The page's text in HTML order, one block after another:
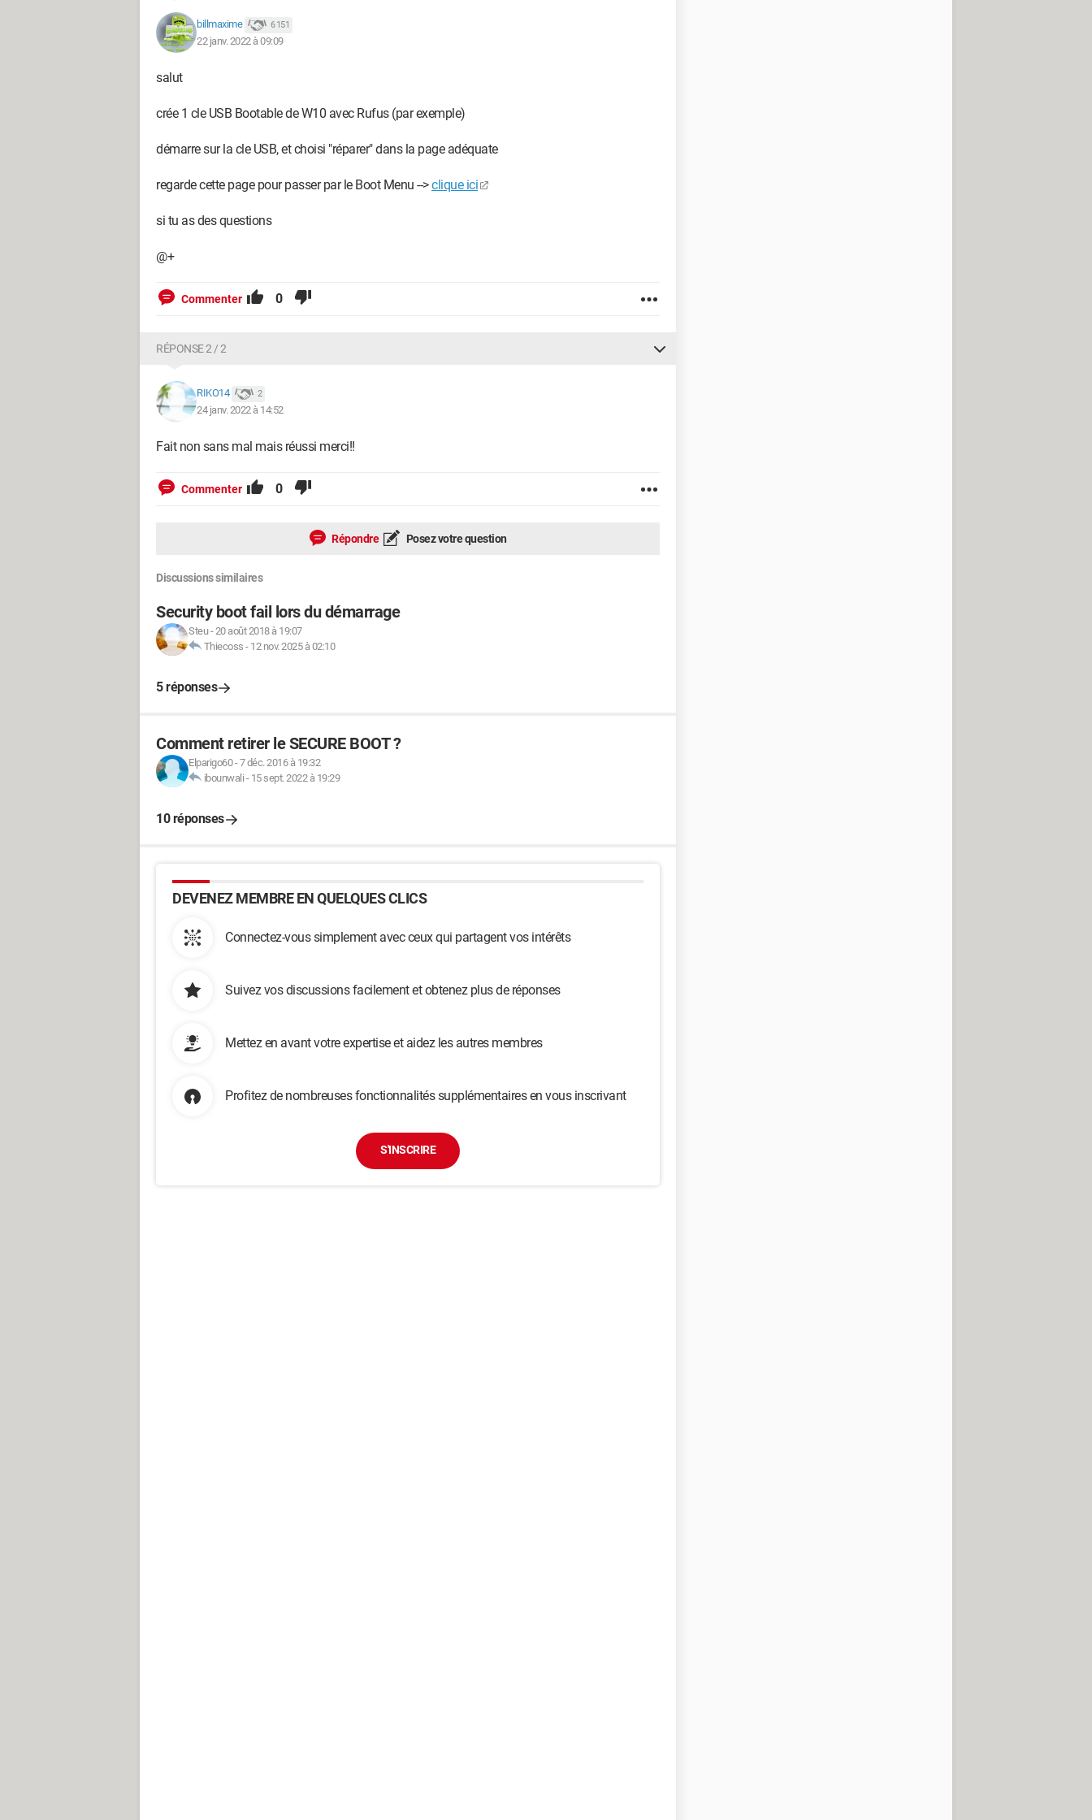
billmaxime 6 151
22 janv. 2022 à 09:09
salut
crée 1 cle USB Bootable de W10 avec Rufus (par exemple)
démarre sur la cle USB, et choisi "réparer" dans la page adéquate
regarde cette page pour passer par le Boot Menu -->clique ici
si tu as des questions
@+
Commenter 0
RÉPONSE 2 / 2
RIKO14 2
24 janv. 2022 à 14:52
Fait non sans mal mais réussi merci!!
Commenter 0
Répondre Posez votre question
Discussions similaires
Security boot fail lors du démarrage
Steu-20 août 2018 à 19:07
Thiecoss - 12 nov. 2025 à 02:10
5 réponses
Comment retirer le SECURE BOOT ?
Elparigo60-7 déc. 2016 à 19:32
ibounwali - 15 sept. 2022 à 19:29
10 réponses
DEVENEZ MEMBRE EN QUELQUES CLICS
Connectez-vous simplement avec ceux qui partagent vos intérêts
Suivez vos discussions facilement et obtenez plus de réponses
Mettez en avant votre expertise et aidez les autres membres
Profitez de nombreuses fonctionnalités supplémentaires en vous inscrivant
S'INSCRIRE